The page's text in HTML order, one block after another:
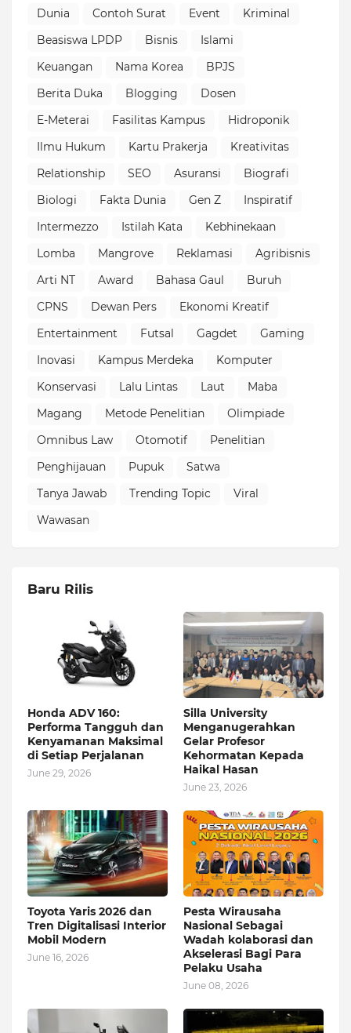
Dunia
Contoh Surat Event
Kriminal
Beasiswa LPDP
Bisnis
Islami
Keuangan
Nama Korea
BPJS
Berita Duka
Blogging
Dosen
E-Meterai
Fasilitas Kampus
Hidroponik
Ilmu Hukum
Kartu Prakerja
Kreativitas
Relationship
SEO Asuransi
Biografi
Biologi
Fakta Dunia Gen Z
Inspiratif
Intermezzo
Istilah Kata
Kebhinekaan
Lomba
Mangrove Reklamasi
Agribisnis
Arti NT
Award Bahasa Gaul
Buruh
CPNS
Dewan Pers
Ekonomi Kreatif
Entertainment
Futsal Gagdet
Gaming
Inovasi
Kampus Merdeka
Komputer
Konservasi
Lalu Lintas Laut
Maba
Magang
Metode Penelitian
Olimpiade
Omnibus Law
Otomotif
Penelitian
Penghijauan
Pupuk
Satwa
Tanya Jawab
Trending Topic
Viral
Wawasan
Baru Rilis
Honda ADV 160:
Performa Tangguh dan
Kenyamanan Maksimal
di Setiap Perjalanan
June 29, 2026
Silla University
Menganugerahkan
Gelar Profesor
Kehormatan Kepada
Haikal Hasan
June 23, 2026
Toyota Yaris 2026 dan
Tren Digitalisasi Interior
Mobil Modern
June 16, 2026
Pesta Wirausaha
Nasional Sebagai
Wadah kolaborasi dan
Akselerasi Bagi Para
Pelaku Usaha
June 08, 2026